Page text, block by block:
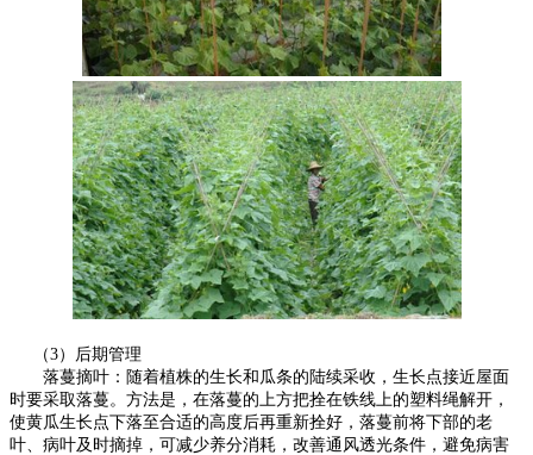
（3）后期管理
落蔓摘叶：随着植株的生长和瓜条的陆续采收，生长点接近屋面
时要采取落蔓。方法是，在落蔓的上方把拴在铁线上的塑料绳解开，
使黄瓜生长点下落至合适的高度后再重新拴好，落蔓前将下部的老
叶、病叶及时摘掉，可减少养分消耗，改善通风透光条件，避免病害